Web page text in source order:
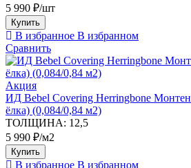
5 990 ₽/шт
Купить
В избранное В избранном
Сравнить
Акция
ИД Bebel Covering Herringbone
ёлка) (0,084/0,84 м2)
ТОЛЩИНА: 12,5
5 990 ₽/м2
Купить
В избранное В избранном